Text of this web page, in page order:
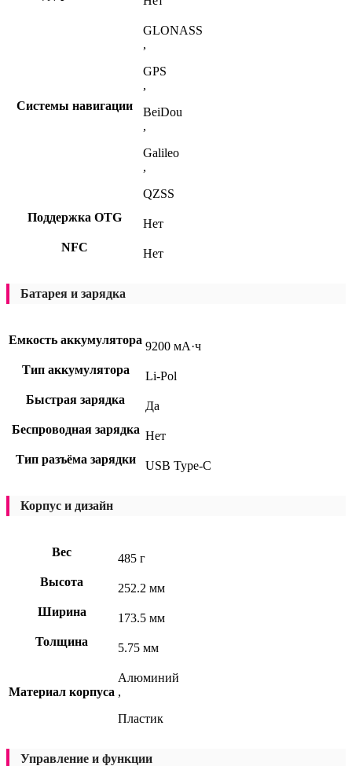
Системы навигации
GLONASS
,
GPS
,
BeiDou
,
Galileo
,
QZSS
Поддержка OTG
Нет
NFC
Нет
Батарея и зарядка
Емкость аккумулятора 9200 мА·ч
Тип аккумулятора
Li-Pol
Быстрая зарядка
Да
Беспроводная зарядка Нет
Тип разъёма зарядки
USB Type-C
Корпус и дизайн
Вес
485 г
Высота
252.2 мм
Ширина
173.5 мм
Толщина
5.75 мм
Материал корпуса
Алюминий
,
Пластик
Управление и функции